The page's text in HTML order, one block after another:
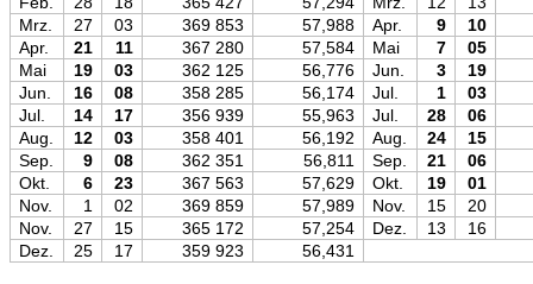
Mrz.
27 03 369 853 57,988 Apr. 9
10
Apr.
21 11 367 280 57,584 Mai 7
05
Mai
19 03 362 125 56,776 Jun. 3
19
Jun.
16 08 358 285 56,174 Jul. 1
03
Jul.
14 17 356 939 55,963 Jul. 28
06
Aug.
12 03 358 401 56,192 Aug. 24
15
Sep.
9 08 362 351 56,811 Sep. 21
06
Okt.
6 23 367 563 57,629 Okt. 19
01
Nov.
1 02 369 859 57,989 Nov. 15
20
Nov.
27 15 365 172 57,254 Dez. 13
16
Dez.
25 17 359 923 56,431